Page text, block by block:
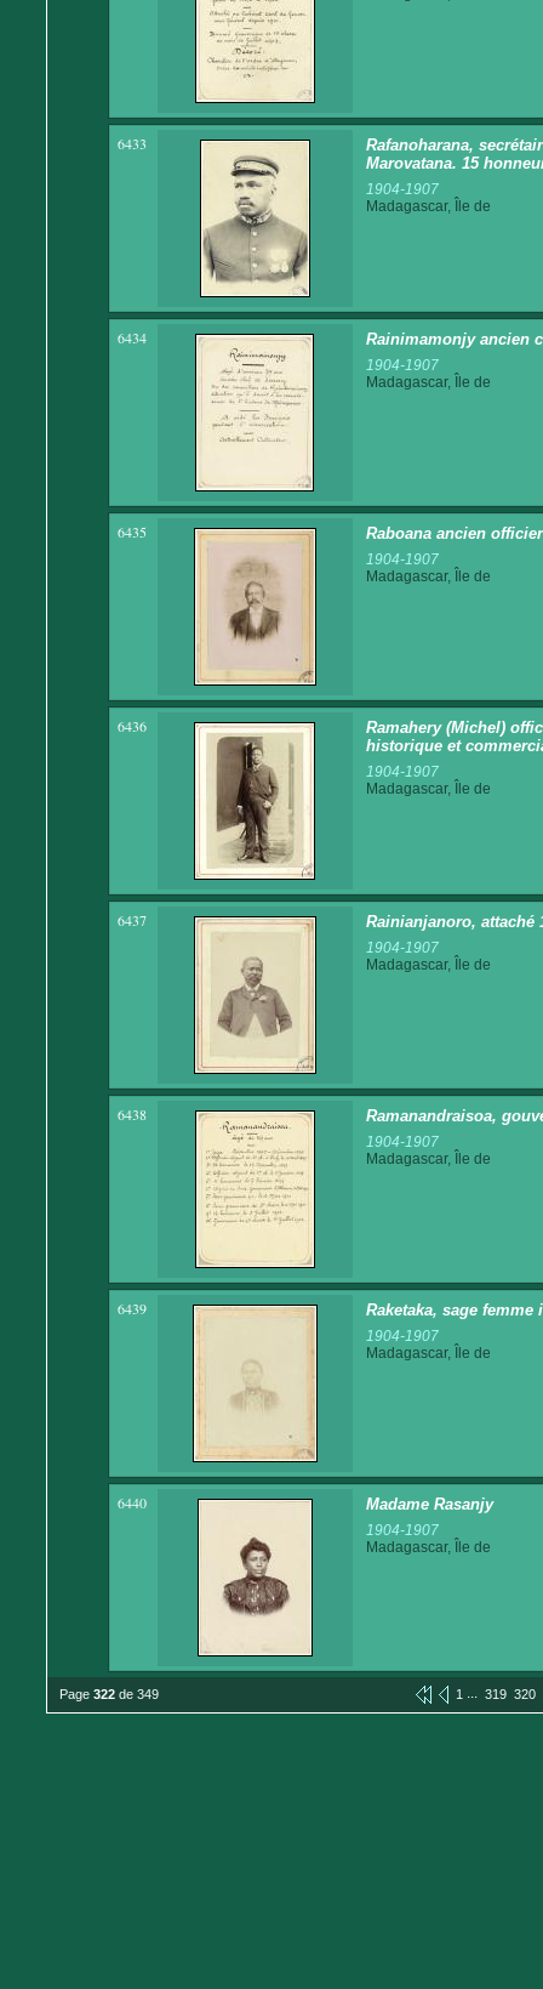
6433
Rafanoharana,
Marovatana. 15
1904-1907
Madagascar, Île de
6434 Rainimamonjy ancien
1904-1907
Madagascar, Île de
6435 Raboana ancien
1904-1907
Madagascar, Île de
6436
Ramahery (Michel)
historique et
1904-1907
Madagascar, Île de
6437 Rainianjanoro, attaché
1904-1907
Madagascar, Île de
6438 Ramanandraisoa,
1904-1907
Madagascar, Île de
6439 Raketaka, sage femme
1904-1907
Madagascar, Île de
6440 Madame Rasanjy
1904-1907
Madagascar, Île de
Page 322 de 349 1 ... 319 320